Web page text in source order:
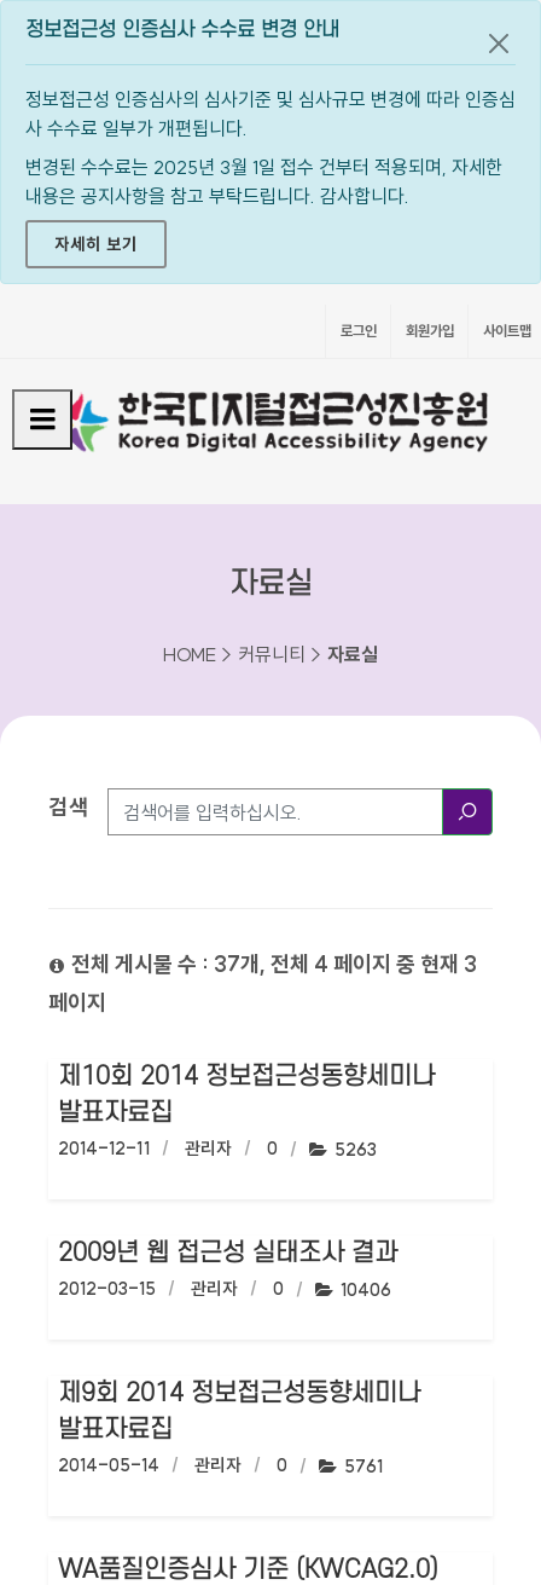
정보접근성 인증심사 수수료 변경 안내
정보접근성 인증심사의 심사기준 및 심사규모 변경에 따라 인증심
사 수수료 일부가 개편됩니다.
변경된 수수료는 2025년 3월 1일 접수 건부터 적용되며, 자세한
내용은 공지사항을 참고 부탁드립니다. 감사합니다.
자세히 보기
공지
로그인 회원가입 사이트맵
자료실
HOME > 커뮤니티 > 자료실
검색방법
검색
전체 게시물 수 : 37개, 전체 4 페이지 중 현재 3
페이지
제10회 2014 정보접근성동향세미나
발표자료집
작성일:
2014-12-11 작성자:
관리자 댓글수:
0 조회수:
5263
2009년 웹 접근성 실태조사 결과
작성일:
2012-03-15 작성자:
관리자 댓글수:
0 조회수:
10406
제9회 2014 정보접근성동향세미나
발표자료집
작성일:
2014-05-14 작성자:
관리자 댓글수:
0 조회수:
5761
WA품질인증심사 기준 (KWCAG2.0)